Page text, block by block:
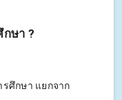
ษา ?
รศึกษา แยกจาก